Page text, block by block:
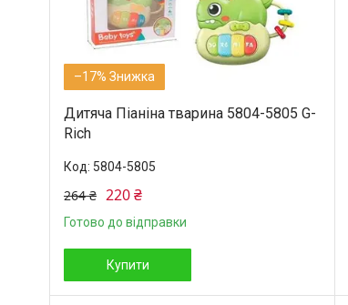
–17%
Дитяча Піаніна тварина 5804-5805 G-
Rich
5804-5805
264 ₴ 220 ₴
Готово до відправки
Купити